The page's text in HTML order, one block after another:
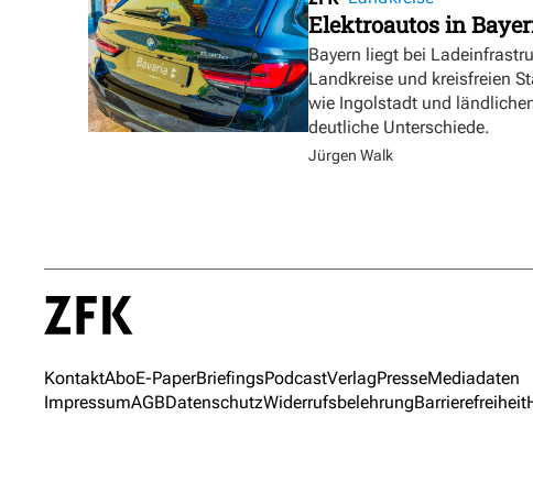
Elektroautos in
Bayern liegt bei
Landkreise und kreisfreien
wie Ingolstadt und
deutliche Unterschiede.
Jürgen Walk
KontaktAboE-PaperBriefingsPodcastVerlagPresseMediadaten
ImpressumAGBDatenschutzWiderrufsbelehrungBarrierefreiheit